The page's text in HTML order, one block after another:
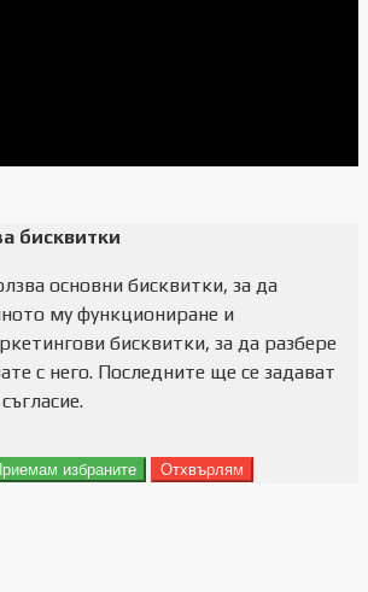
бисквитки
основни бисквитки, за да
му функциониране и
бисквитки, за да разбере
с него. Последните ще се задават
избраните Отхвърлям